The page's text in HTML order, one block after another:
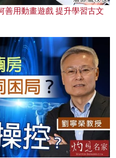
善用動畫遊戲 提升學習古文